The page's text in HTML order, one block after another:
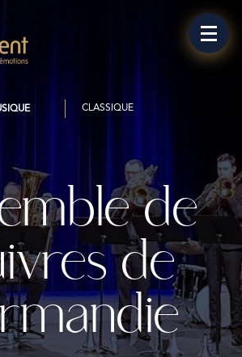
CLASSIQUE
de
de